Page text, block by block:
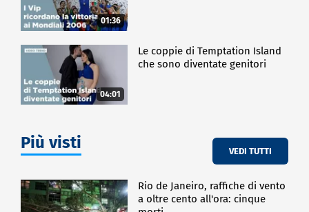
01:36
04:01
Le coppie di Temptation Island
che sono diventate genitori
Più visti VEDI TUTTI
Rio de Janeiro, raffiche di vento
a oltre cento all'ora: cinque